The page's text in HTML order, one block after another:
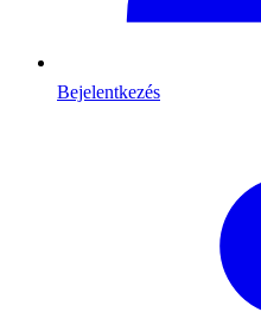
Bejelentkezés